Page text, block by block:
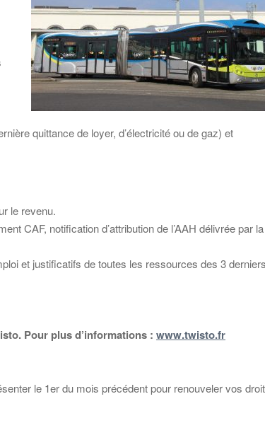
quittance de loyer, d’électricité ou de gaz) et
le revenu.
CAF, notification d’attribution de l’AAH délivrée par la
et justificatifs de toutes les ressources des 3 derniers
Pour plus d’informations : www.twisto.fr
le 1er du mois précédent pour renouveler vos